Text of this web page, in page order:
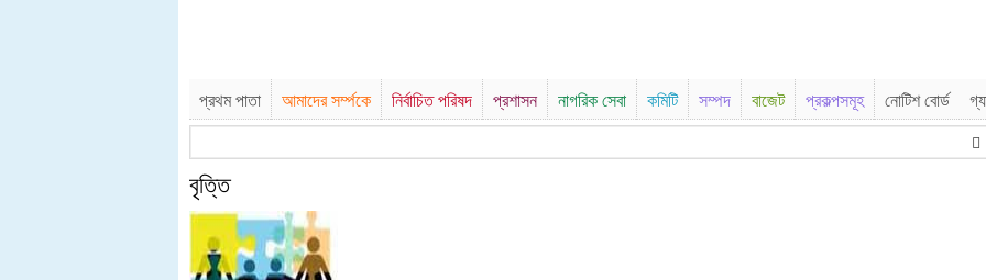
প্রথম পাতা আমাদের সর্ম্পকে নির্বাচিত পরিষদ প্রশাসন নাগরিক সেবা কমিটি সম্পদ বাজেট প্রকল্পসমূহ নোটিশ বোর্ড
বৃত্তি